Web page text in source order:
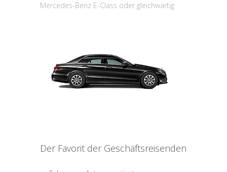
Mercedes-Benz E-Class oder gleichwärtig
Der Favorit der Geschäftsreisenden